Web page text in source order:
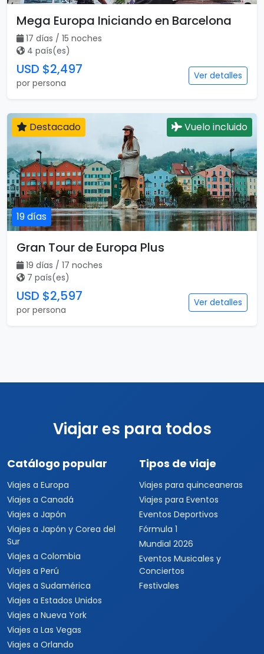
Mega Europa Iniciando en Barcelona
17 días / 15 noches
4 país(es)
USD $2,497
por persona
Ver detalles
19 días
Destacado Vuelo incluido
Gran Tour de Europa Plus
19 días / 17 noches
7 país(es)
USD $2,597
por persona
Ver detalles
Viajar es para todos
Catálogo popular
Viajes a Europa
Viajes a Canadá
Viajes a Japón
Viajes a Japón y Corea del
Sur
Viajes a Colombia
Viajes a Perú
Viajes a Sudamérica
Viajes a Estados Unidos
Viajes a Nueva York
Viajes a Las Vegas
Viajes a Orlando
Tipos de viaje
Viajes para quinceaneras
Viajes para Eventos
Eventos Deportivos
Fórmula 1
Mundial 2026
Eventos Musicales y
Conciertos
Festivales